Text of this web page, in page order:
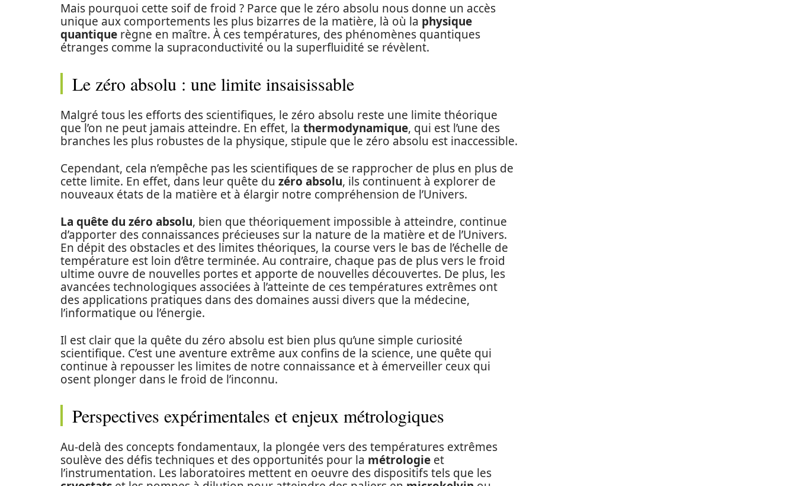
Mais pourquoi cette soif de froid ? Parce que le zéro absolu nous donne un accès
unique aux comportements les plus bizarres de la matière, là où la physique
quantique règne en maître. À ces températures, des phénomènes quantiques
étranges comme la supraconductivité ou la superfluidité se révèlent.
Le zéro absolu : une limite insaisissable
Malgré tous les efforts des scientifiques, le zéro absolu reste une limite théorique
que l’on ne peut jamais atteindre. En effet, la thermodynamique, qui est l’une des
branches les plus robustes de la physique, stipule que le zéro absolu est inaccessible.
Cependant, cela n’empêche pas les scientifiques de se rapprocher de plus en plus de
cette limite. En effet, dans leur quête du zéro absolu, ils continuent à explorer de
nouveaux états de la matière et à élargir notre compréhension de l’Univers.
La quête du zéro absolu, bien que théoriquement impossible à atteindre, continue
d’apporter des connaissances précieuses sur la nature de la matière et de l’Univers.
En dépit des obstacles et des limites théoriques, la course vers le bas de l’échelle de
température est loin d’être terminée. Au contraire, chaque pas de plus vers le froid
ultime ouvre de nouvelles portes et apporte de nouvelles découvertes. De plus, les
avancées technologiques associées à l’atteinte de ces températures extrêmes ont
des applications pratiques dans des domaines aussi divers que la médecine,
l’informatique ou l’énergie.
Il est clair que la quête du zéro absolu est bien plus qu’une simple curiosité
scientifique. C’est une aventure extrême aux confins de la science, une quête qui
continue à repousser les limites de notre connaissance et à émerveiller ceux qui
osent plonger dans le froid de l’inconnu.
Perspectives expérimentales et enjeux métrologiques
Au-delà des concepts fondamentaux, la plongée vers des températures extrêmes
soulève des défis techniques et des opportunités pour la métrologie et
l’instrumentation. Les laboratoires mettent en oeuvre des dispositifs tels que les